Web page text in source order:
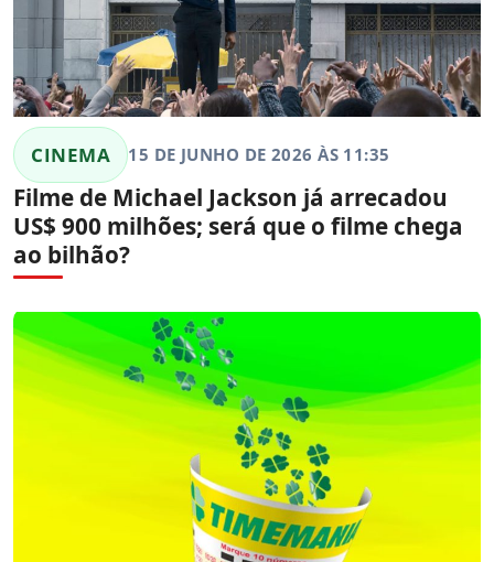
CINEMA 15 DE JUNHO DE 2026 ÀS 11:35
Filme de Michael Jackson já arrecadou
US$ 900 milhões; será que o filme chega
ao bilhão?